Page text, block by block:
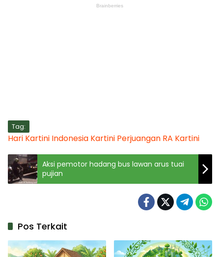
Tag:
Hari Kartini Indonesia Kartini Perjuangan RA Kartini
Aksi pemotor hadang bus lawan arus tuai
pujian
Pos Terkait